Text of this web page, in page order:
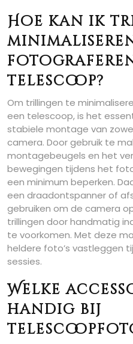
Hoe kan ik
fotograferen
telescoop?
Om trillingen te
een telescoop, is het
stabiele montage van
camera. Door gebruik te
montagebeugels en het
bewegingen tijdens het
een minimum beperken.
een draadontspanner of
gebruiken om de camera
trillingen door handmatig
te voorkomen. Met deze
heldere foto’s vastleggen
sessies.
Welke
handig bij